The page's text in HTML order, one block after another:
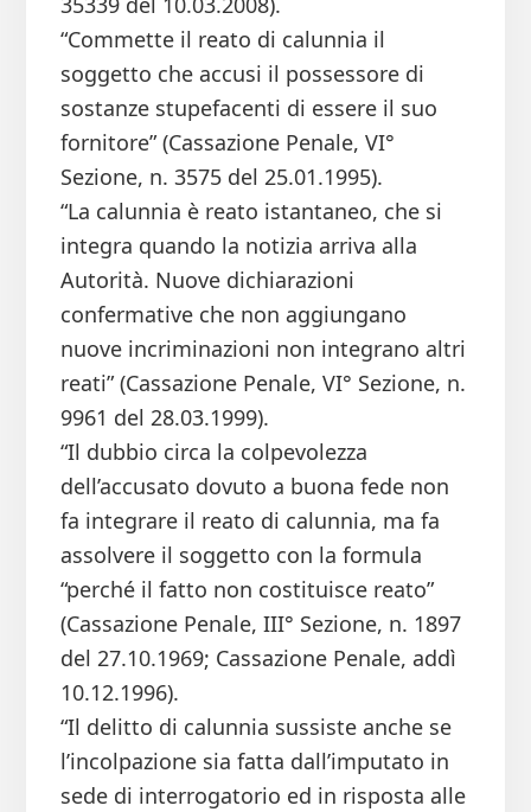
“Commette il reato di calunnia il
soggetto che accusi il possessore di
sostanze stupefacenti di essere il suo
fornitore” (Cassazione Penale, VI°
Sezione, n. 3575 del 25.01.1995).
“La calunnia è reato istantaneo, che si
integra quando la notizia arriva alla
Autorità. Nuove dichiarazioni
confermative che non aggiungano
nuove incriminazioni non integrano altri
reati” (Cassazione Penale, VI° Sezione, n.
9961 del 28.03.1999).
“Il dubbio circa la colpevolezza
dell’accusato dovuto a buona fede non
fa integrare il reato di calunnia, ma fa
assolvere il soggetto con la formula
“perché il fatto non costituisce reato”
(Cassazione Penale, III° Sezione, n. 1897
del 27.10.1969; Cassazione Penale, addì
10.12.1996).
“Il delitto di calunnia sussiste anche se
l’incolpazione sia fatta dall’imputato in
sede di interrogatorio ed in risposta alle